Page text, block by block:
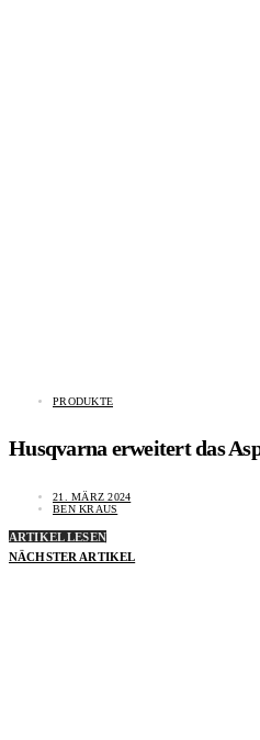
PRODUKTE
Husqvarna erweitert das
21. MÄRZ 2024
BEN KRAUS
ARTIKEL LESEN
NÄCHSTER ARTIKEL